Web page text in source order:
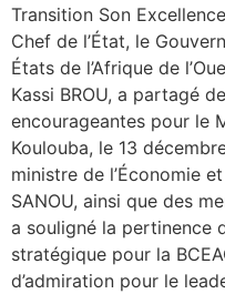
Transition Son
Chef de l’État, le
États de l’Afrique de
Kassi BROU, a partagé
encourageantes pour le
Koulouba, le 13
ministre de l’Économie
SANOU, ainsi que des
a souligné la pertinence
stratégique pour la
d’admiration pour le